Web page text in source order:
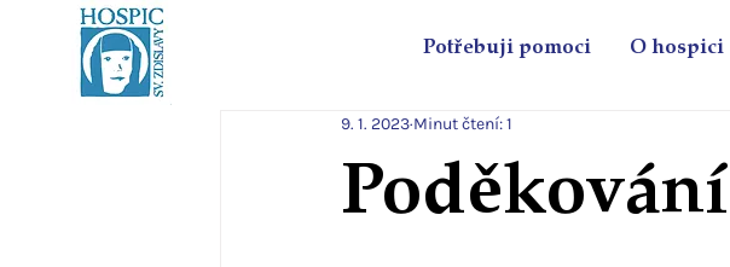
Potřebuji pomoci O hospici
9. 1. 2023 Minut čtení: 1